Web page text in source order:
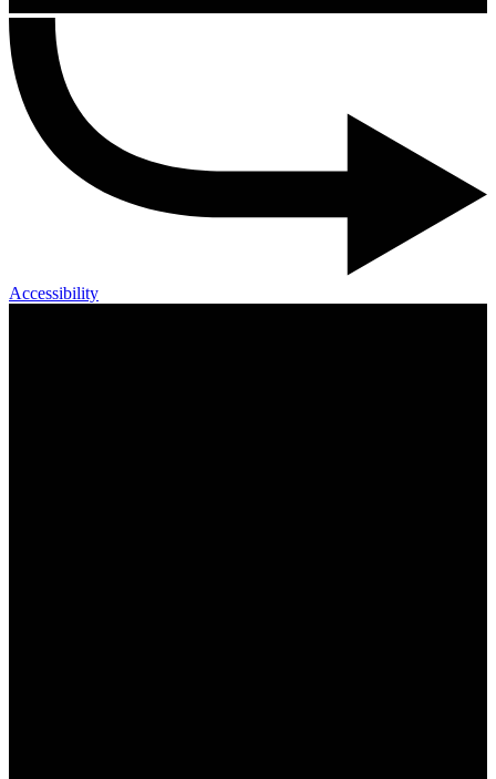
Accessibility